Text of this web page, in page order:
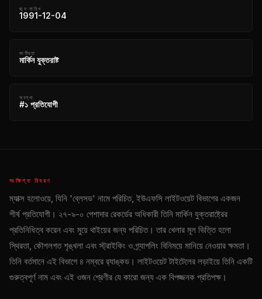
জন্ম তারিখ
1991-12-04
জাতীয়তা
মার্কিন যুক্তরাষ্ট
অবস্থা
#১ প্রতিযোগী
সংক্ষিপ্ত বিবরণ
ম্যাক্স হলোওয়ে, যিনি 'ব্লেসড' নামে পরিচিত, ইউএফসি লাইটওয়েট বিভাগের একজন
শীর্ষ প্রতিযোগী। ২৭-৯-০ পেশাদার রেকর্ডের অধিকারী তিনি মার্কিন যুক্তরাষ্ট্রের
প্রতিনিধিত্ব করেন এবং মুয়ে থাইয়ের জন্য পরিচিত। তার খেলার মূল ভিত্তি হলো
স্থিরতা, কৌশলগত শৃঙ্খলা এবং স্ট্রাইকিং ও গ্র্যাপলিং বিনিময়ে মানিয়ে নেওয়ার ক্ষমতা।
তিনি বর্তমানে এই বিভাগে ৪ নম্বরে র‍্যাঙ্কড। লাইটওয়েট টাইটেলের লড়াইয়ে তিনি একটি
গুরুত্বপূর্ণ নাম এবং এই ওজন শ্রেণীর যে কারো জন্য এক বিপজ্জনক প্রতিপক্ষ।